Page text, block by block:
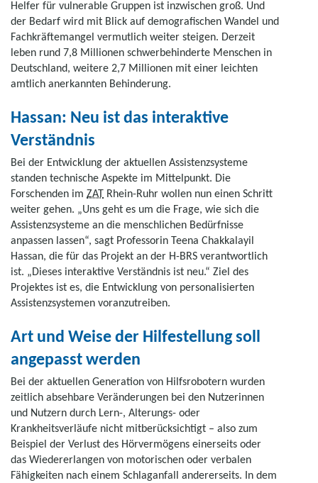
Helfer für vulnerable Gruppen ist inzwischen groß. Und
der Bedarf wird mit Blick auf demografischen Wandel und
Fachkräftemangel vermutlich weiter steigen. Derzeit
leben rund 7,8 Millionen schwerbehinderte Menschen in
Deutschland, weitere 2,7 Millionen mit einer leichten
amtlich anerkannten Behinderung.
Hassan: Neu ist das interaktive
Verständnis
Bei der Entwicklung der aktuellen Assistenzsysteme
standen technische Aspekte im Mittelpunkt. Die
Forschenden im ZAT Rhein-Ruhr wollen nun einen Schritt
weiter gehen. „Uns geht es um die Frage, wie sich die
Assistenzsysteme an die menschlichen Bedürfnisse
anpassen lassen“, sagt Professorin Teena Chakkalayil
Hassan, die für das Projekt an der H-BRS verantwortlich
ist. „Dieses interaktive Verständnis ist neu.“ Ziel des
Projektes ist es, die Entwicklung von personalisierten
Assistenzsystemen voranzutreiben.
Art und Weise der Hilfestellung soll
angepasst werden
Bei der aktuellen Generation von Hilfsrobotern wurden
zeitlich absehbare Veränderungen bei den Nutzerinnen
und Nutzern durch Lern-, Alterungs- oder
Krankheitsverläufe nicht mitberücksichtigt – also zum
Beispiel der Verlust des Hörvermögens einerseits oder
das Wiedererlangen von motorischen oder verbalen
Fähigkeiten nach einem Schlaganfall andererseits. In dem